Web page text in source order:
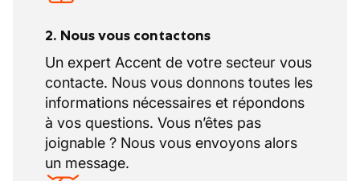
2. Nous vous contactons
Un expert Accent de votre secteur vous
contacte. Nous vous donnons toutes les
informations nécessaires et répondons
à vos questions. Vous n’êtes pas
joignable ? Nous vous envoyons alors
un message.